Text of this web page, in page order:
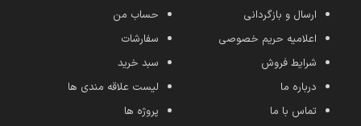
ارسال و بازگردانی
اعلامیه حریم خصوصی
شرایط فروش
درباره ما
تماس با ما
حساب من
سفارشات
سبد خرید
لیست علاقه مندی ها
پروژه ها